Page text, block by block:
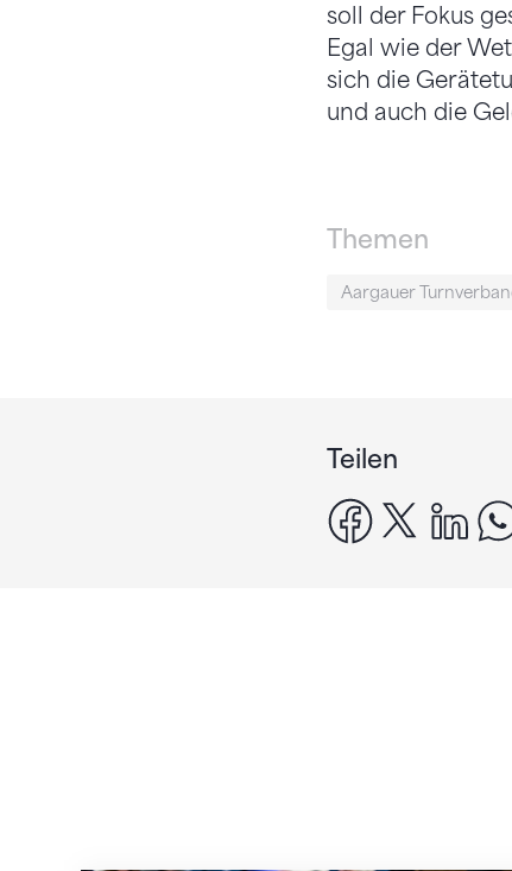
soll der Fokus
Egal wie der
sich die
und auch die
Themen
Aargauer
Teilen
facebook
x